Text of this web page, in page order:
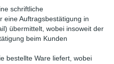
schriftliche
eine Auftragsbestätigung in
übermittelt, wobei insoweit der
beim Kunden
bestellte Ware liefert, wobei